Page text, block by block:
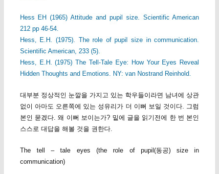
Hess EH (1965) Attitude and pupil size. Scientific American
212 pp 46-54.
Hess, E.H. (1975). The role of pupil size in communication.
Scientific American, 233 (5).
Hess, E.H. (1975) The Tell-Tale Eye: How Your Eyes Reveal
Hidden Thoughts and Emotions. NY: van Nostrand Reinhold.
대부분 정상적인 눈깔을 가지고 있는 학우들이라면 남녀에 상관
없이 아마도 오른쪽에 있는 성유리가 더 이뻐 보일 것이다. 그럼
본인 묻겠다. 왜 이뻐 보이는가? 밑에 글을 읽기전에 한 번 본인
스스로 대답을 해볼 것을 권한다.
The tell – tale eyes (the role of pupil(동공) size in
communication)